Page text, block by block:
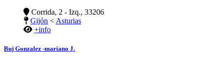
Corrida, 2 - Izq., 33206
Gijón < Asturias
+info
Buj Gonzalez -mariano J.